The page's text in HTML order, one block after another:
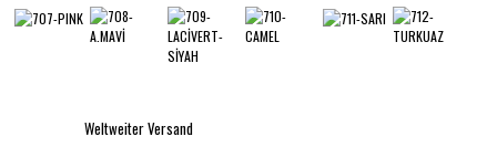
Weltweiter Versand